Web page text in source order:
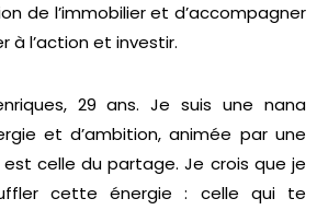
de l’immobilier et d’accompagner
à l’action et investir.
29 ans. Je suis une nana
et d’ambition, animée par une
celle du partage. Je crois que je
cette énergie : celle qui te